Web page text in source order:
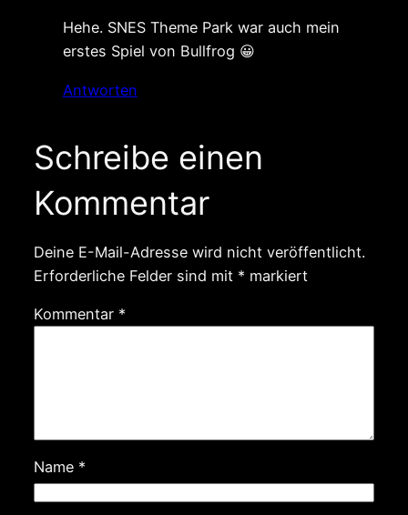
Hehe. SNES Theme Park war auch mein
erstes Spiel von Bullfrog 😀
Antworten
Schreibe einen
Kommentar
Deine E-Mail-Adresse wird nicht veröffentlicht.
Erforderliche Felder sind mit * markiert
Kommentar *
Name *